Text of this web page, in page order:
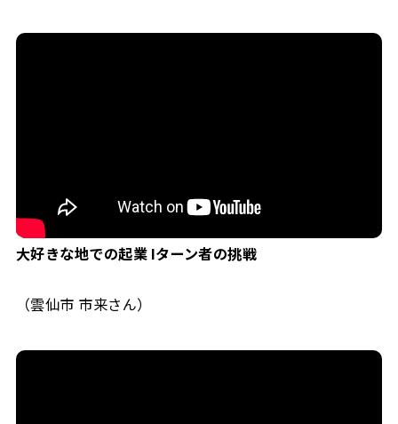
大好きな地での起業 Iターン者の挑戦
（雲仙市 市来さん）